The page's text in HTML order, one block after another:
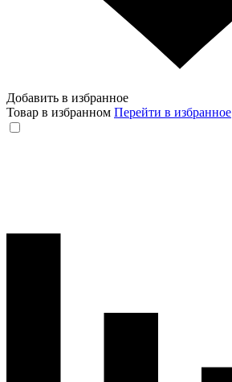
Добавить в избранное
Товар в избранном Перейти в избранное